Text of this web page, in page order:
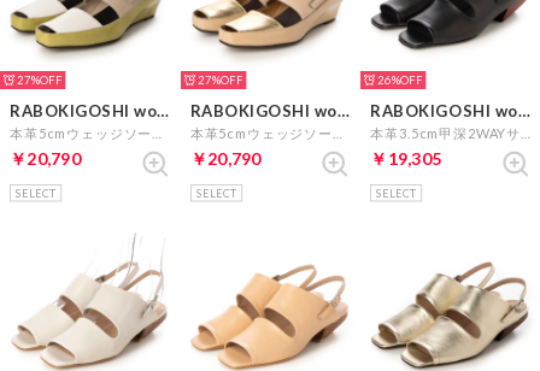
27%
RABOKIGOSHI works
￥20,790
SELECT
27%
RABOKIGOSHI works
￥20,790
SELECT
26%
RABOKIGOSHI works
￥19,305
SELECT